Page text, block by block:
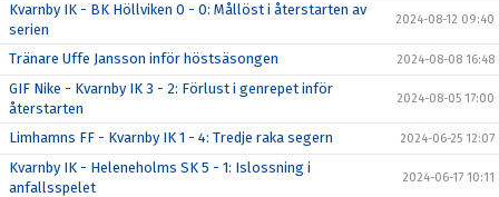
Kvarnby IK - BK Höllviken 0 - 0: Mållöst i återstarten av
serien
2024-08-12 09:40
Tränare Uffe Jansson inför höstsäsongen 2024-08-08 16:48
GIF Nike - Kvarnby IK 3 - 2: Förlust i genrepet inför
återstarten
2024-08-05 17:00
Limhamns FF - Kvarnby IK 1 - 4: Tredje raka segern 2024-06-25 12:07
Kvarnby IK - Heleneholms SK 5 - 1: Islossning i
anfallsspelet
2024-06-17 10:11